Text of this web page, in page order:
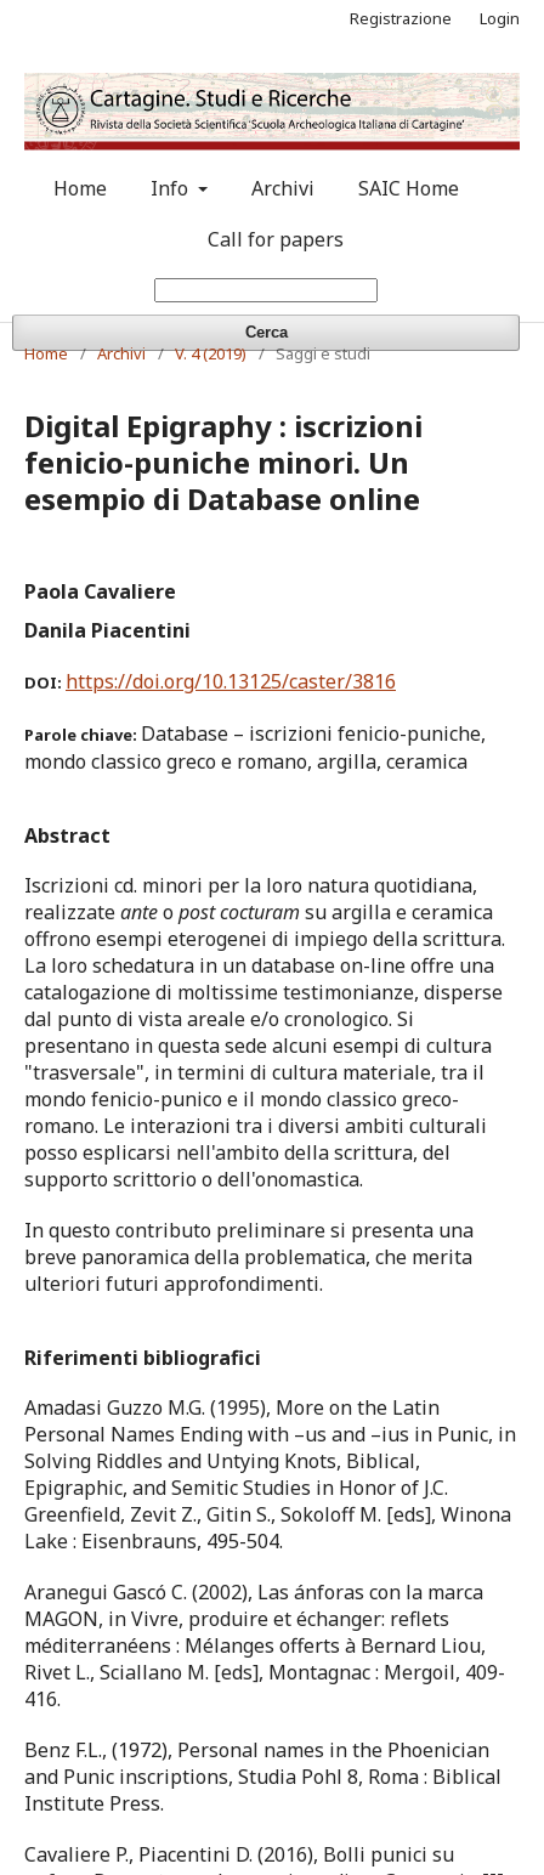
Home Info Archivi
SAIC Home
Call for papers
Cerca
Registrazione Login
Home / Archivi / V. 4 (2019) / Saggi e studi
Digital Epigraphy : iscrizioni
fenicio-puniche minori. Un
esempio di Database online
Paola Cavaliere
Danila Piacentini
DOI: https://doi.org/10.13125/caster/3816
Parole chiave: Database – iscrizioni fenicio-puniche,
mondo classico greco e romano, argilla, ceramica
Abstract
Iscrizioni cd. minori per la loro natura quotidiana,
realizzateanteopost cocturam su argilla e ceramica
offrono esempi eterogenei di impiego della scrittura.
La loro schedatura in un database on-line offre una
catalogazione di moltissime testimonianze, disperse
dal punto di vista areale e/o cronologico. Si
presentano in questa sede alcuni esempi di cultura
"trasversale", in termini di cultura materiale, tra il
mondo fenicio-punico e il mondo classico greco-
romano. Le interazioni tra i diversi ambiti culturali
posso esplicarsi nell'ambito della scrittura, del
supporto scrittorio o dell'onomastica.
In questo contributo preliminare si presenta una
breve panoramica della problematica, che merita
ulteriori futuri approfondimenti.
Riferimenti bibliografici
Amadasi Guzzo M.G. (1995), More on the Latin
Personal Names Ending with –us and –ius in Punic, in
Solving Riddles and Untying Knots, Biblical,
Epigraphic, and Semitic Studies in Honor of J.C.
Greenfield, Zevit Z., Gitin S., Sokoloff M. [eds], Winona
Lake : Eisenbrauns, 495-504.
Aranegui Gascó C. (2002), Las ánforas con la marca
MAGON, in Vivre, produire et échanger: reflets
méditerranéens : Mélanges offerts à Bernard Liou,
Rivet L., Sciallano M. [eds], Montagnac : Mergoil, 409-
416.
Benz F.L., (1972), Personal names in the Phoenician
and Punic inscriptions, Studia Pohl 8, Roma : Biblical
Institute Press.
Cavaliere P., Piacentini D. (2016), Bolli punici su